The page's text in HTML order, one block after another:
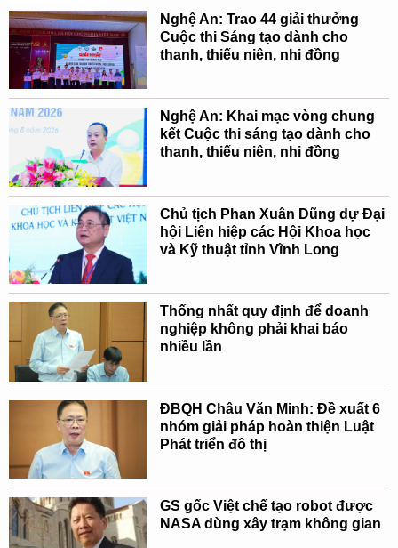
Nghệ An: Trao 44 giải thưởng
Cuộc thi Sáng tạo dành cho
thanh, thiếu niên, nhi đồng
Nghệ An: Khai mạc vòng chung
kết Cuộc thi sáng tạo dành cho
thanh, thiếu niên, nhi đồng
Chủ tịch Phan Xuân Dũng dự Đại
hội Liên hiệp các Hội Khoa học
và Kỹ thuật tỉnh Vĩnh Long
Thống nhất quy định để doanh
nghiệp không phải khai báo
nhiều lần
ĐBQH Châu Văn Minh: Đề xuất 6
nhóm giải pháp hoàn thiện Luật
Phát triển đô thị
GS gốc Việt chế tạo robot được
NASA dùng xây trạm không gian